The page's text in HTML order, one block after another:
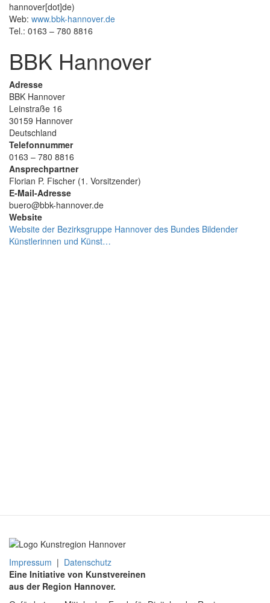
hannover[dot]de)
Web: www.bbk-hannover.de
Tel.: 0163 – 780 8816
BBK Hannover
Adresse
BBK Hannover
Leinstraße 16
30159 Hannover
Deutschland
Telefonnummer
0163 – 780 8816
Ansprechpartner
Florian P. Fischer (1. Vorsitzender)
E-Mail-Adresse
buero@bbk-hannover.de
Website
Website der Bezirksgruppe Hannover des Bundes Bildender
Künstlerinnen und Künst…
Impressum | Datenschutz
Eine Initiative von Kunstvereinen
aus der Region Hannover.